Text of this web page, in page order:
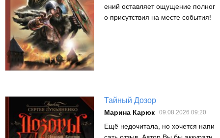
ений оставляет ощущение полног
о присутствия на месте события!
Тайный Дозор
Марина Карюк 09.08.2026 09:20
Ещё недочитала, но хочется напи